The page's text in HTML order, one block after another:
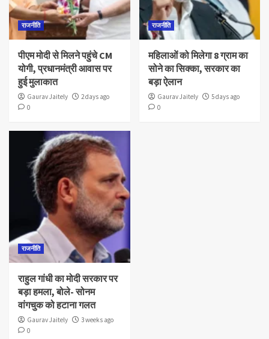
राजनीति
पीएम मोदी से मिलने पहुंचे CM
योगी, प्रधानमंत्री आवास पर
हुई मुलाकात
Gaurav Jaitely
2 days ago
0
राजनीति
महिलाओं को मिलेगा 8 ग्राम का
सोने का सिक्का, सरकार का
बड़ा ऐलान
Gaurav Jaitely
5 days ago
0
राजनीति
राहुल गांधी का मोदी सरकार पर
बड़ा हमला, बोले- सोनम
वांगचुक को हटाना गलत
Gaurav Jaitely
3 weeks ago
0